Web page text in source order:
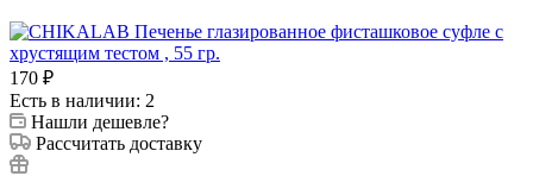
170 ₽
Есть в наличии: 2
Нашли дешевле?
Рассчитать доставку